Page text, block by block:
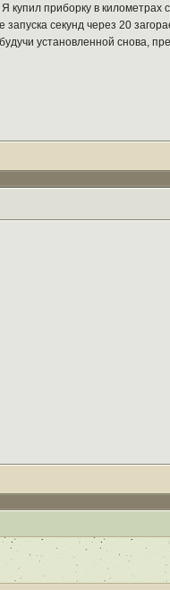
купил приборку в
секунд через 20
установленной снова,